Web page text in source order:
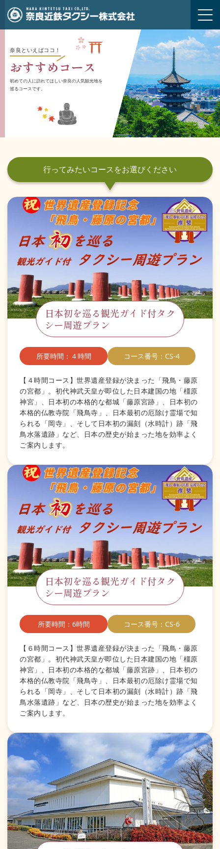
奈良といえばココ！
おすすめコース
初めての人に訪れてほしい奈良の人気観光地を
巡るコースです。
行ってみたいコースをお選びください
日本初を巡る観光ガイド付タク
シー周遊プラン
所要時間：４時間 コース番号：CS-4
【４時間コース】世界遺産登録が決まった「飛鳥・藤原
の宮都」。初代神武天皇が即位した日本建国の地「橿原
神宮」、日本初の本格的な都城「藤原宮跡」、日本初の
本格的仏教寺院「飛鳥寺」、日本最初の厄除け霊場で知
られる「岡寺」、そして日本初の漏刻（水時計）跡「飛
鳥水落遺跡」など、日本の歴史が始まった地を効率よく
ご案内します。
日本初を巡る観光ガイド付タク
シー周遊プラン
所要時間：6時間 コース番号：CS-6
【６時間コース】世界遺産登録が決まった「飛鳥・藤原
の宮都」。初代神武天皇が即位した日本建国の地「橿原
神宮」、日本初の本格的な都城「藤原宮跡」、日本初の
本格的仏教寺院「飛鳥寺」、日本最初の厄除け霊場で知
られる「岡寺」、そして日本初の漏刻（水時計）跡「飛
鳥水落遺跡」など、日本の歴史が始まった地を効率よく
ご案内します。